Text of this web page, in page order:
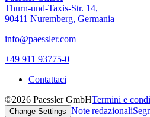
Thurn-und-Taxis-Str. 14,
90411 Nuremberg, Germania
info@paessler.com
+49 911 93775-0
Contattaci
©2026 Paessler GmbHTermini e
Change Settings Note redazionali